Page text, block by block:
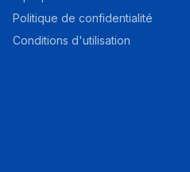
Politique de confidentialité
Conditions d'utilisation